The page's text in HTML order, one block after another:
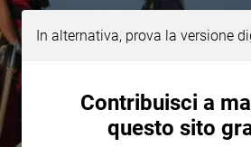
streaming
Libri
Arte
ed
In alternativa, prova la versione
Contribuisci a
questo sito